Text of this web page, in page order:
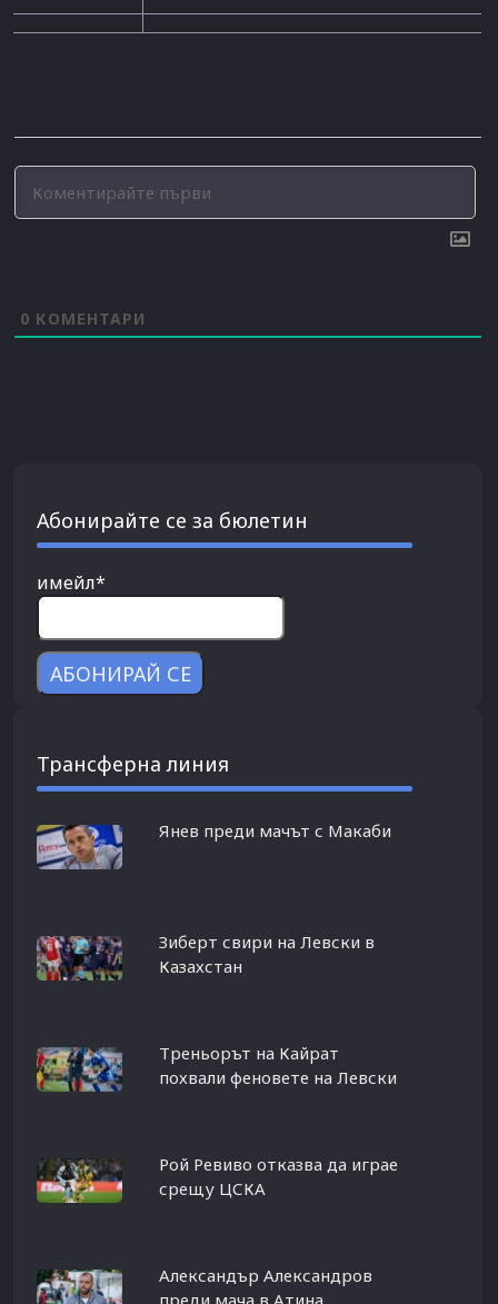
0 КОМЕНТАРИ
Абонирайте се за бюлетин
имейл*
Трансферна линия
Янев преди мачът с Макаби
Зиберт свири на Левски в
Казахстан
Треньорът на Кайрат
похвали феновете на Левски
Рой Ревиво отказва да играе
срещу ЦСКА
Александър Александров
преди мача в Атина